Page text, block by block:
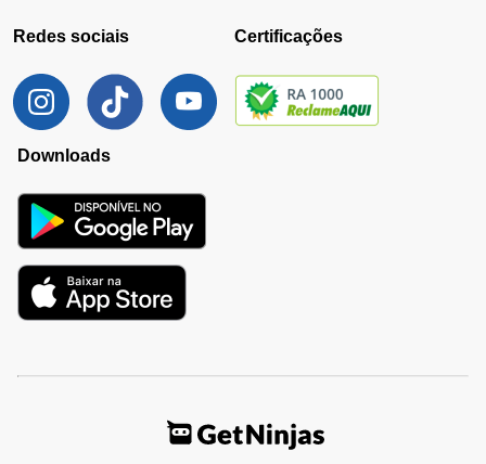
Redes sociais Certificações
Downloads